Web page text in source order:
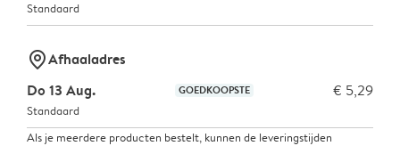
Standaard
marker-pinAfhaaladres
Do 13 Aug.
GOEDKOOPSTE € 5,29
Standaard
Als je meerdere producten bestelt, kunnen de leveringstijden